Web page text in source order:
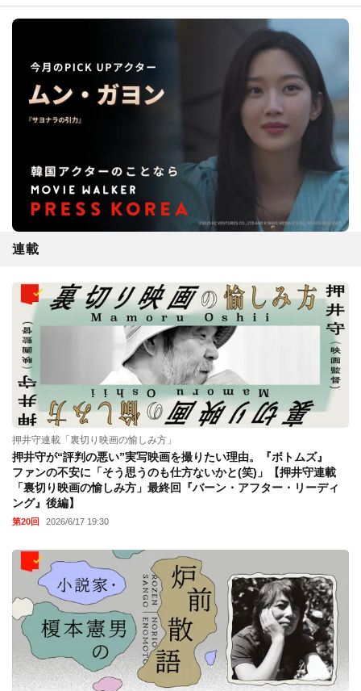
連載
押井守連載「裏切り映画の愉しみ方」
押井守が“評判の悪い”実写映画を撮りたい理由。『ボトムズ』
ファンの不安に「そう思うのも仕方ないかと(笑)」【押井守連載
「裏切り映画の愉しみ方」最終回『バーン・アフター・リーディ
ング』後編】
第20回 2026/6/17 19:30